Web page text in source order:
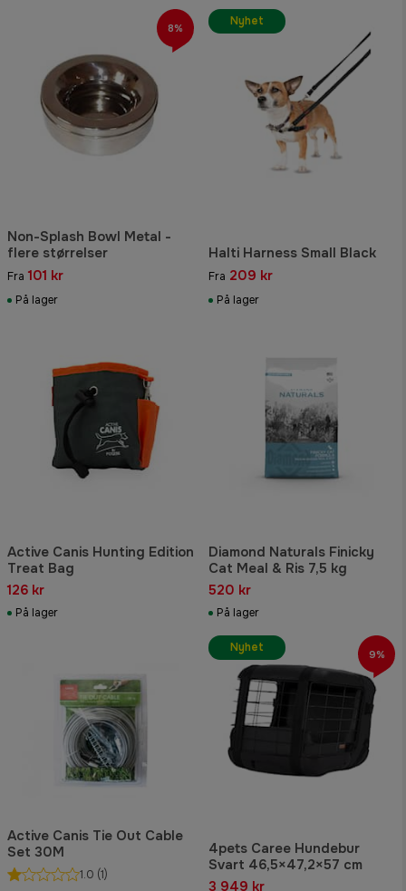
Non-Splash Bowl Metal -
flere størrelser
Fra 101 kr
På lager
8%
Halti Harness Small Black
Fra 209 kr
På lager
Nyhet
Active Canis Hunting Edition
Treat Bag
126 kr
På lager
Diamond Naturals Finicky
Cat Meal & Ris 7,5 kg
520 kr
På lager
Active Canis Tie Out Cable
Set 30M
1.0 (1)
4pets Caree Hundebur
Svart 46,5×47,2×57 cm
3 949 kr
Nyhet 9%